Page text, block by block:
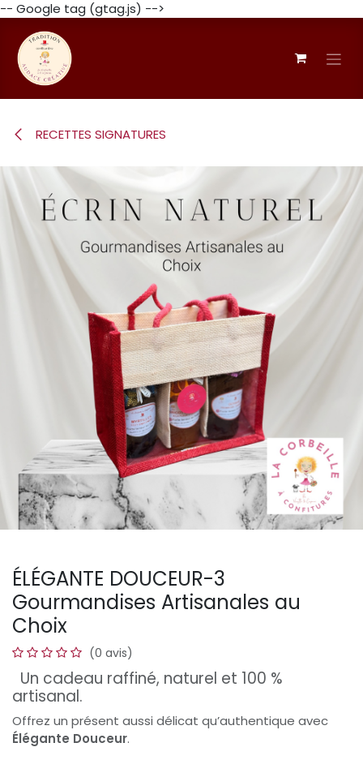
-- Google tag (gtag.js) -->
RECETTES SIGNATURES
ÉLÉGANTE DOUCEUR-3
Gourmandises Artisanales au
Choix
(0 avis)
Un cadeau raffiné, naturel et 100 %
artisanal.
Offrez un présent aussi délicat qu’authentique avec
Élégante Douceur.